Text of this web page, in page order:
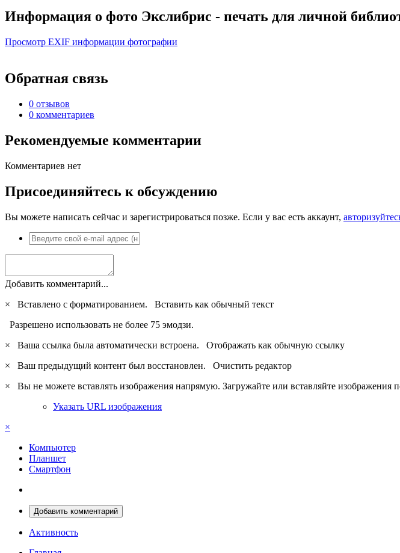
Информация о фото Экслибрис - печать для личной
Просмотр EXIF информации фотографии
Обратная связь
0 отзывов
0 комментариев
Рекомендуемые комментарии
Комментариев нет
Присоединяйтесь к обсуждению
Вы можете написать сейчас и зарегистрироваться позже. Если у вас есть аккаунт,
Добавить комментарий...
×
Вставлено с форматированием. Вставить как обычный текст
Разрешено использовать не более 75 эмодзи.
×
Ваша ссылка была автоматически встроена. Отображать как обычную ссылку
×
Ваш предыдущий контент был восстановлен. Очистить редактор
×
Вы не можете вставлять изображения напрямую. Загружайте или вставляйте изображения
Указать URL изображения
×
Компьютер
Планшет
Смартфон
Добавить комментарий
Активность